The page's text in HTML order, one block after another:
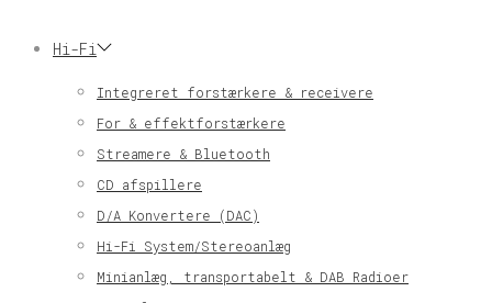
Hi-Fi
Integreret forstærkere & receivere
For & effektforstærkere
Streamere & Bluetooth
CD afspillere
D/A Konvertere (DAC)
Hi-Fi System/Stereoanlæg
Minianlæg, transportabelt & DAB Radioer